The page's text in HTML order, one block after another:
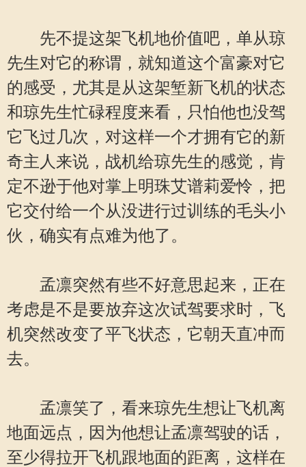
先不提这架飞机地价值吧，单从琼
先生对它的称谓，就知道这个富豪对它
的感受，尤其是从这架堑新飞机的状态
和琼先生忙碌程度来看，只怕他也没驾
它飞过几次，对这样一个才拥有它的新
奇主人来说，战机给琼先生的感觉，肯
定不逊于他对掌上明珠艾谱莉爱怜，把
它交付给一个从没进行过训练的毛头小
伙，确实有点难为他了。
孟凛突然有些不好意思起来，正在
考虑是不是要放弃这次试驾要求时，飞
机突然改变了平飞状态，它朝天直冲而
去。
孟凛笑了，看来琼先生想让飞机离
地面远点，因为他想让孟凛驾驶的话，
至少得拉开飞机跟地面的距离，这样在